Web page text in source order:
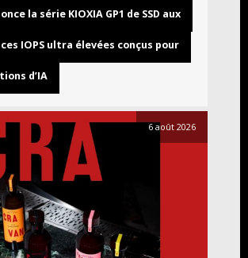
la série KIOXIA GP1 de SSD aux
IOPS ultra élevées conçus pour
d’IA
6 août 2026